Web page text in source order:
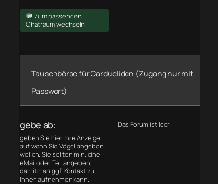
💬 Zum passenden
Chatraum wechseln
Tauschbörse für Cardueliden (Zugang nur mit
Passwort)
gebe ab:
geben Sie hier Ihre Anzeige
auf wenn Sie Vögel abgeben
wollen. Sie sollten min. eine
eMail oder Tel. angeben,
damit man ggf. Kontakt zu
Ihnen aufnehmen kann.
Das Forum ist leer.